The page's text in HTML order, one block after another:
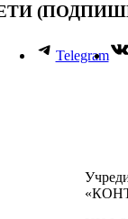
Telegram